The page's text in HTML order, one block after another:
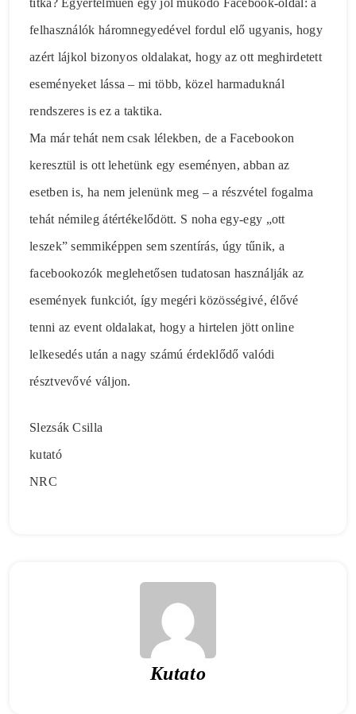
titka? Egyértelműen egy jól működő Facebook-oldal: a
felhasználók háromnegyedével fordul elő ugyanis, hogy
azért lájkol bizonyos oldalakat, hogy az ott meghirdetett
eseményeket lássa – mi több, közel harmaduknál
rendszeres is ez a taktika.
Ma már tehát nem csak lélekben, de a Facebookon
keresztül is ott lehetünk egy eseményen, abban az
esetben is, ha nem jelenünk meg – a részvétel fogalma
tehát némileg átértékelődött. S noha egy-egy „ott
leszek” semmiképpen sem szentírás, úgy tűnik, a
facebookozók meglehetősen tudatosan használják az
események funkciót, így megéri közösségivé, élővé
tenni az event oldalakat, hogy a hirtelen jött online
lelkesedés után a nagy számú érdeklődő valódi
résztvevővé váljon.
Slezsák Csilla
kutató
NRC
Kutato